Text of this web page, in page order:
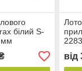
білий S-
мм
від